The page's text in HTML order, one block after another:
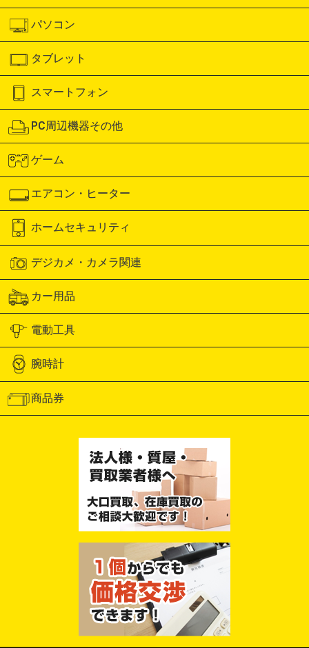
パソコン
タブレット
スマートフォン
PC周辺機器その他
ゲーム
エアコン・ヒーター
ホームセキュリティ
デジカメ・カメラ関連
カー用品
電動工具
腕時計
商品券